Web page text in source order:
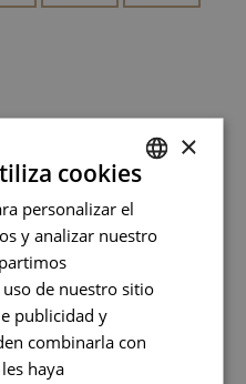
(en verano)
FRENCH
ENGLISH
PORTUGUESE
SPANISH
×
cookies
personalizar el
y analizar nuestro
de nuestro sitio
publicidad y
combinarla con
haya